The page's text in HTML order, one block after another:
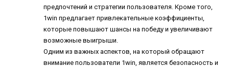
предпочтений и стратегии пользователя. Кроме того,
1win предлагает привлекательные коэффициенты,
которые повышают шансы на победу и увеличивают
возможные выигрыши.
Одним из важных аспектов, на который обращают
внимание пользователи 1win, является безопасность и